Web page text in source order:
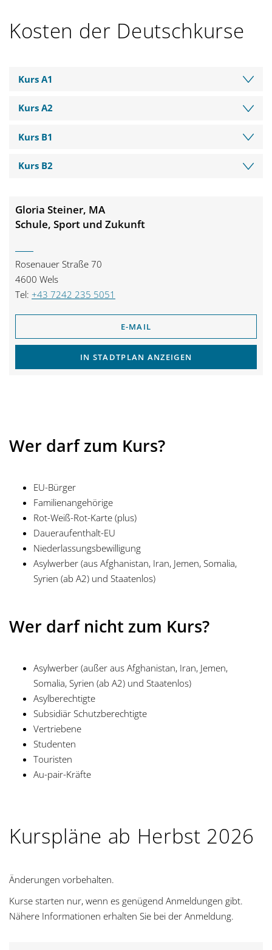
o
n
Kosten der Deutschkurse
Kurs A1
Kurs A2
Kurs B1
Kurs B2
Gloria Steiner, MA
Schule, Sport und Zukunft
Rosenauer Straße 70
4600 Wels
Tel: +43 7242 235 5051
E-MAIL
IN STADTPLAN ANZEIGEN
Wer darf zum Kurs?
EU-Bürger
Familienangehörige
Rot-Weiß-Rot-Karte (plus)
Daueraufenthalt-EU
Niederlassungsbewilligung
Asylwerber (aus Afghanistan, Iran, Jemen, Somalia,
Syrien (ab A2) und Staatenlos)
Wer darf nicht zum Kurs?
Asylwerber (außer aus Afghanistan, Iran, Jemen,
Somalia, Syrien (ab A2) und Staatenlos)
Asylberechtigte
Subsidiär Schutzberechtigte
Vertriebene
Studenten
Touristen
Au-pair-Kräfte
Kurspläne ab Herbst 2026
Änderungen vorbehalten.
Kurse starten nur, wenn es genügend Anmeldungen gibt.
Nähere Informationen erhalten Sie bei der Anmeldung.